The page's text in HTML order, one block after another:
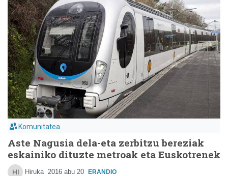
Komunitatea
Aste Nagusia dela-eta zerbitzu bereziak
eskainiko dituzte metroak eta Euskotrenek
Hiruka 2016 abu 20 ERANDIO